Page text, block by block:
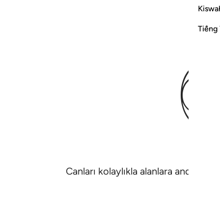
Tiếng
Canları kolaylıkla alanlara and olsun,